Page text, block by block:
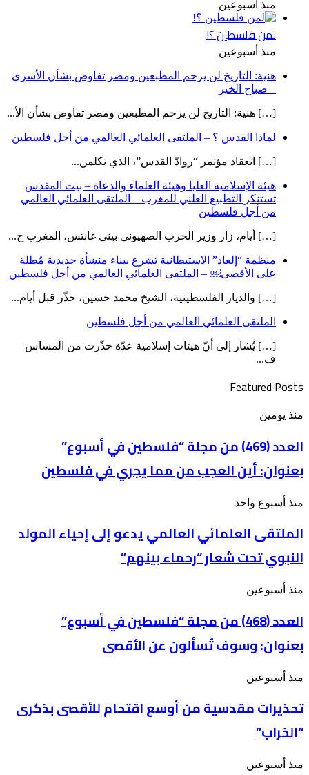
منذ أسبوعين
لمن فلسطين ؟!
منذ أسبوعين
هنية: التاريخ لن يرحم المطبعين ومصر تفاوض بشأن الأسرى
– صباح الخير
[…] هنية: التاريخ لن يرحم المطبعين ومصر تفاوض بشأن الأ...
لماذا القدس ؟ – الملتقى العلمائي العالمي من أجل فلسطين
[…] انعقاد مؤتمر “روادّ القدس”، الذي تكلمن...
هيئة الإسلامية العليا وهيئة العلماء والدعاة – بيت المقدس
تستنكر التطبيع العلني للمغرب – الملتقى العلمائي العالمي
من أجل فلسطين
[…] أيام، زار وزير الحرب الصهيوني بيني غانتس، المغرب ح...
منظمة “إلعاد” الاستيطانية تشرع ببناء منشأة حديدية مُطلة
على الأقصى￼ – الملتقى العلمائي العالمي من أجل فلسطين
[…] والديار الفلسطينية، الشيخ محمد حسين، حذّر قبل أيام...
الملتقى العلمائي العالمي من أجل فلسطين
[…] يُشار إلى أنّ هيئات إسلامية عدّة حذّرت من المساس
ف...
Featured Posts
العدد
من
مجلة
“فلسطين
في
بعنوان: أين
من
يجري
فلسطين
منذ يومين
العدد (469) من مجلة “فلسطين في أسبوع”
بعنوان: أين العجب من مما يجري في فلسطين
الملتقى
العالمي
يدعو
إلى
إحياء
المولد
النبوي
شعار
بينهم”
منذ أسبوع واحد
الملتقى العلمائي العالمي يدعو إلى إحياء المولد
النبوي تحت شعار “رحماء بينهم”
العدد
من
مجلة
“فلسطين
في
بعنوان: وسوف
عن
الأقصى
منذ أسبوعين
العدد (468) من مجلة “فلسطين في أسبوع”
بعنوان: وسوف تُسألون عن الأقصى
تحذيرات
من
أوسع
اقتحام
للأقصى
بذكرى
“الخراب”
منذ أسبوعين
تحذيرات مقدسية من أوسع اقتحام للأقصى بذكرى
“الخراب”
لمن
منذ أسبوعين